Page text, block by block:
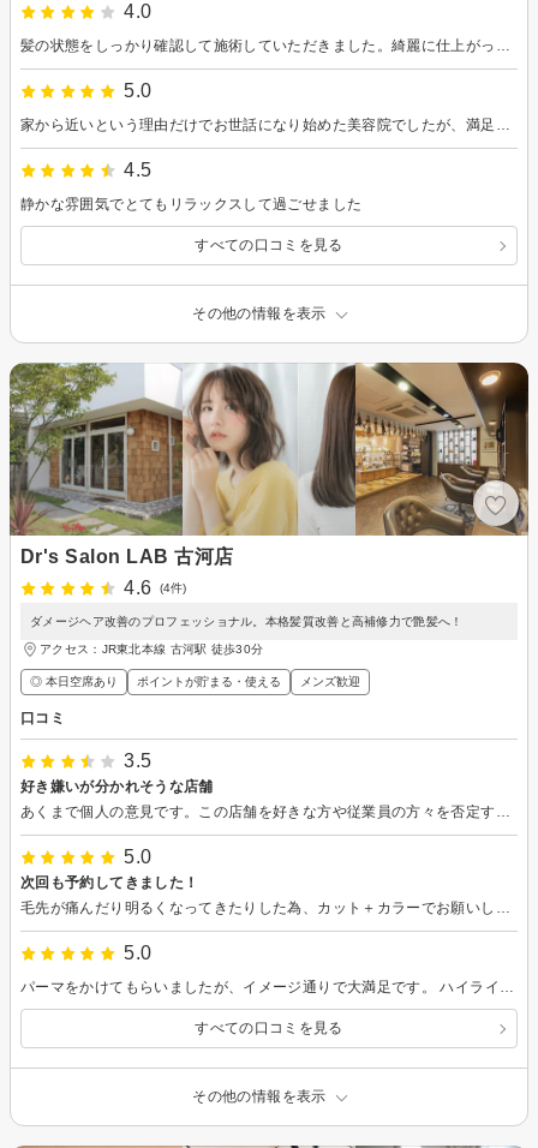
4.0
髪の状態をしっかり確認して施術していただきました。綺麗に仕上がって満足です。ありがとうございました。
5.0
家から近いという理由だけでお世話になり始めた美容院でしたが、満足の仕上がりと毎回お話しするのが楽しいです。
4.5
静かな雰囲気でとてもリラックスして過ごせました
すべての口コミを見る
その他の情報を表示
Dr's Salon LAB 古河店
4.6
(4件)
ダメージヘア改善のプロフェッショナル。本格髪質改善と高補修力で艶髪へ！
アクセス：JR東北本線 古河駅 徒歩30分
◎ 本日空席あり ポイントが貯まる・使える メンズ歓迎
口コミ
3.5
好き嫌いが分かれそうな店舗
あくまで個人の意見です。この店舗を好きな方や従業員の方々を否定するものではありません。 感想ですが、良くいうとアットホームな、忌憚なくいうと適当な店舗という印象です。 前提として、私は髪を切りたい当日に予約ができる店舗へ行きます。なので色んな店舗を利用していますが、今まで起きなかった事が頻発したので気になりました。 予約時間より早く着いたため、お手洗いを借りたくお願いしたところ、シャンプーの施術席に座って待つよう言われました。いや、そこは誰か使うのでは？と思いながら着席しましたが、案の定すぐに他の従業員の方から別の場所へ移動するよう指示を受けました。 施術席へ案内された後、アンケートの記入を促され書こうと思いましたが、置いてあったアンケートが別のものだったらしく、違うものを持ってきました。この時点ですでにもう嫌になっており家に帰りたかったです。 施術はとても早く、美容室ではとても良い状態だったのですが、自宅で髪を洗って乾かしたら久しぶりの前髪パッツンに驚き、アンケートに記入したセットはしてないの項目は見てないのだろうなと思いました。サイドの膨らみをもう少し切りますか？と聞いてくださったのに、そのままでと言ってしまったがばかりに、自分で潰して乾かしても膨らみを改善できないのでセットを頑張ろうと思います。 他にもシャンプーしてもらった後に背中の襟の部分が結構濡れてしまったこと(半袖です)、今までの店舗はどこもあったメガネ置きがなかったことなど、雑というのか適当というのか私の性格的に気になることが多かったです。 とても賑わっている店舗で常連さんが多い印象だったのと、病院の先生と提携していたり、独自の特許品があったりと素敵な面もたくさんありましたが、初めての人にももう少し丁寧だとありがたいなと思います。 最後に予約を取って帰りましたが、予約や時間に縛られるのが好きではないので今後はどうしようかなと悩みつつ、次回はまたお願いしようと思っています。
5.0
次回も予約してきました！
毛先が痛んだり明るくなってきたりした為、カット＋カラーでお願いしました。 髪色は持ちがいいようにグラデーションを勧めてくださったので、お願いしました。 知識がない為、スタッフさんからいろいろ提案していただけるのは助かります！ シャンプーもマッサージも気持ち良くて、とてもリラックスできました。 お店はちょうど混んでる時期でお客さんはいっぱいいましたが、スタッフさんもたくさんいたので、待っている時間は少なかったです。 ウェルカムドリンクは種類も多くて、美味しかったです！
5.0
パーマをかけてもらいましたが、イメージ通りで大満足です。 ハイライトを入れているのですが 髪への負担も少なく、手触りがいいのが嬉しいです。 スタイリングもしやすく、毎日が楽になりました。
すべての口コミを見る
その他の情報を表示